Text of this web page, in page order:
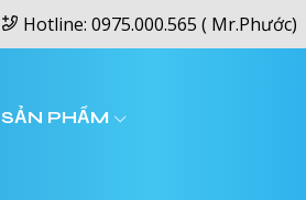
Hotline: 0975.000.565 ( Mr.Phước)
SẢN PHẨM